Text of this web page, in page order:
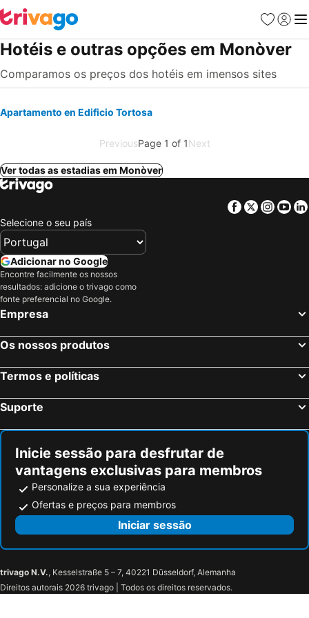
Favoritos
Iniciar
Hotéis e outras opções em Monòver
Comparamos os preços dos hotéis em imensos sites
Apartamento en Edificio Tortosa
PreviousPage 1 of 1Next
Ver todas as estadias em Monòver
Facebook
Twitter
Selecione o seu país
Adicionar no Google
Encontre facilmente os nossos
resultados: adicione o trivago como
fonte preferencial no Google.
Empresa
Os nossos produtos
Termos e políticas
Suporte
Inicie sessão para desfrutar de
vantagens exclusivas para membros
Personalize a sua experiência
Ofertas e preços para membros
Iniciar sessão
trivago N.V., Kesselstraße 5 – 7, 40221 Düsseldorf, Alemanha
Direitos autorais 2026 trivago | Todos os direitos reservados.